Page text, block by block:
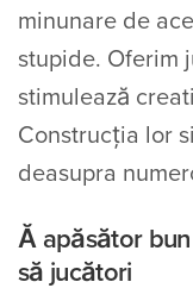
minunare de
stupide. Oferim
stimulează
Construcția lor
deasupra
Ă apăsător
să jucători